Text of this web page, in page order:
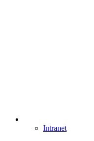
Intranet